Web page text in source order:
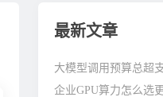
最新文章
大模型调用预算总超